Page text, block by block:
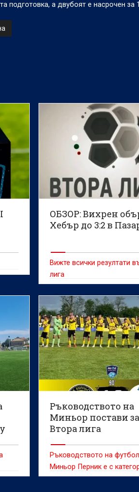
подготовка, а двубоят е насрочен за
ОБЗОР: Вихрен
Хебър до 3:2 в
Вижте всички резултати
лига
Ръководството на
Миньор постави
Втора лига
Ръководството на
Миньор Перник е с
нагласа за влизане във